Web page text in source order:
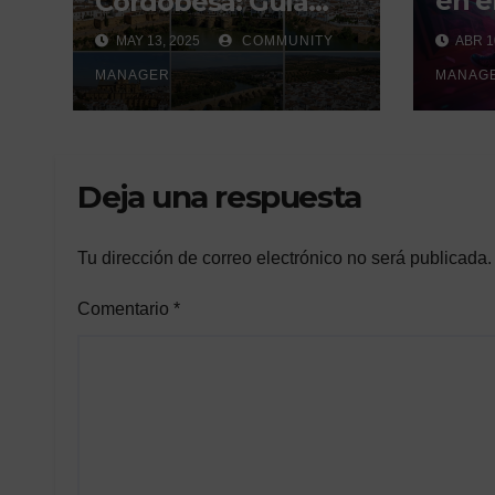
para Visitar los 5
Pueblos Más
Bonitos
MAY 13, 2025 COMMUNITY
MANAGER
con
de
ABR
Deja una respuesta
Tu dirección de correo electrónico no será publicada.
Comentario *